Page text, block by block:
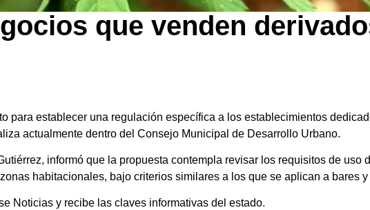
que venden
para establecer una regulación específica a los establecimientos
actualmente dentro del Consejo Municipal de Desarrollo Urbano.
informó que la propuesta contempla revisar los requisitos de uso
habitacionales, bajo criterios similares a los que se aplican a bares
Noticias y recibe las claves informativas del estado.